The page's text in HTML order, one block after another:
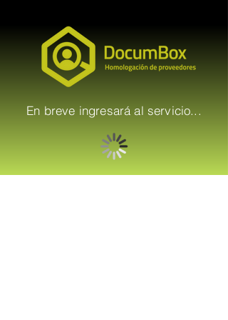
En breve ingresará al servicio...